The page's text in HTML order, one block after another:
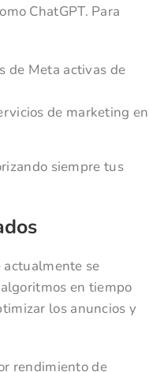
ChatGPT. Para
de Meta activas de
de marketing en
siempre tus
se
en tiempo
los anuncios y
rendimiento de